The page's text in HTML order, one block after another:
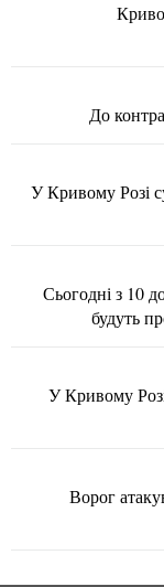
До
У Кривому Розі
Сьогодні з 10
будуть
У Кривому
Ворог